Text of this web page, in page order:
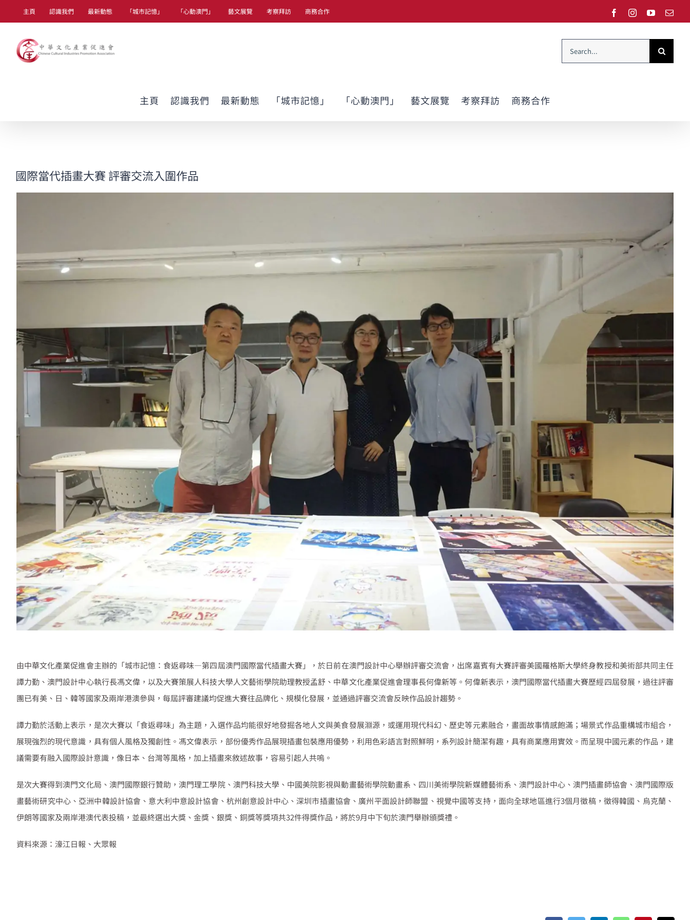
to
content
主頁 認識我們 最新動態 「城市記憶」 「心動澳門」 藝文展覽 考察拜訪 商務合作 FacebookInstagramYouTube
Search
for:
主頁 認識我們 最新動態 「城市記憶」 「心動澳門」 藝文展覽 考察拜訪 商務合作
國際當代插畫大賽 評審交流入圍作品
由中華文化產業促進會主辦的「城市記憶：食返尋味—第四屆澳門國際當代插畫大賽」，於日前在澳門設計中心舉辦評審交流會，出席嘉賓有大賽評審美國羅格斯大學終身教授和美術部共同主任
譚力勤、澳門設計中心執行長馮文偉，以及大賽策展人科技大學人文藝術學院助理教授孟舒、中華文化產業促進會理事長何偉新等。何偉新表示，澳門國際當代插畫大賽歷經四屆發展，過往評審
團已有美、日、韓等國家及兩岸港澳參與，每屆評審建議均促進大賽往品牌化、規模化發展，並通過評審交流會反映作品設計趨勢。
譚力勤於活動上表示，是次大賽以「食返尋味」為主題，入選作品均能很好地發掘各地人文與美食發展淵源，或運用現代科幻、歷史等元素融合，畫面故事情感飽滿；場景式作品重構城市組合，
展現強烈的現代意識，具有個人風格及獨創性。馮文偉表示，部份優秀作品展現插畫包裝應用優勢，利用色彩語言對照鮮明，系列設計簡潔有趣，具有商業應用實效。而呈現中國元素的作品，建
議需要有融入國際設計意識，像日本、台灣等風格，加上插畫來敘述故事，容易引起人共嗚。
是次大賽得到澳門文化局、澳門國際銀行贊助，澳門理工學院、澳門科技大學、中國美院影視與動畫藝術學院動畫系、四川美術學院新媒體藝術系、澳門設計中心、澳門插畫師協會、澳門國際版
畫藝術研究中心、亞洲中韓設計協會、意大利中意設計協會、杭州創意設計中心、深圳市插畫協會、廣州平面設計師聯盟、視覺中國等支持，面向全球地區進行3個月徵稿，徵得韓國、烏克蘭、
伊朗等國家及兩岸港澳代表投稿，並最終選出大獎、金獎、銀獎、銅獎等獎項共32件得獎作品，將於9月中下旬於澳門舉辦頒獎禮。
資料來源：濠江日報、大眾報